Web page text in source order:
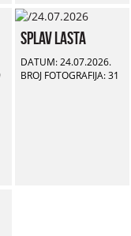
Splav Lasta
DATUM: 24.07.2026.
BROJ FOTOGRAFIJA: 31